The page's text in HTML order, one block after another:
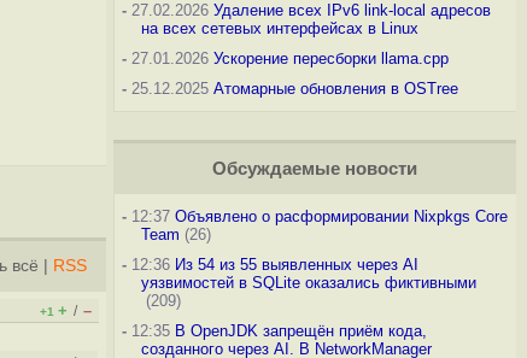
всё RSS
+1 + / –
-27.02.2026 Удаление всех IPv6 link-local адресов
на всех сетевых интерфейсах в Linux
-27.01.2026 Ускорение пересборки llama.cpp
-25.12.2025 Атомарные обновления в OSTree
Обсуждаемые новости
-12:37 Объявлено о расформировании Nixpkgs Core
Team (26)
-12:36 Из 54 из 55 выявленных через AI
уязвимостей в SQLite оказались фиктивными
(209)
-12:35 В OpenJDK запрещён приём кода,
созданного через AI. В NetworkManager